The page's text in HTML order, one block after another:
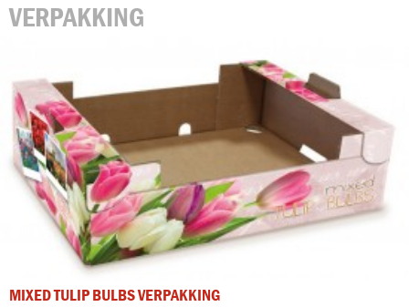
VERPAKKING
MIXED TULIP BULBS VERPAKKING